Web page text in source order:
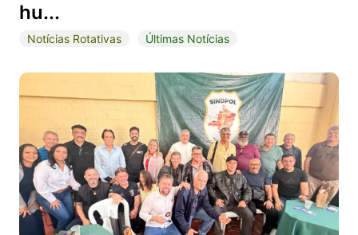
hu...
Notícias Rotativas Últimas Notícias